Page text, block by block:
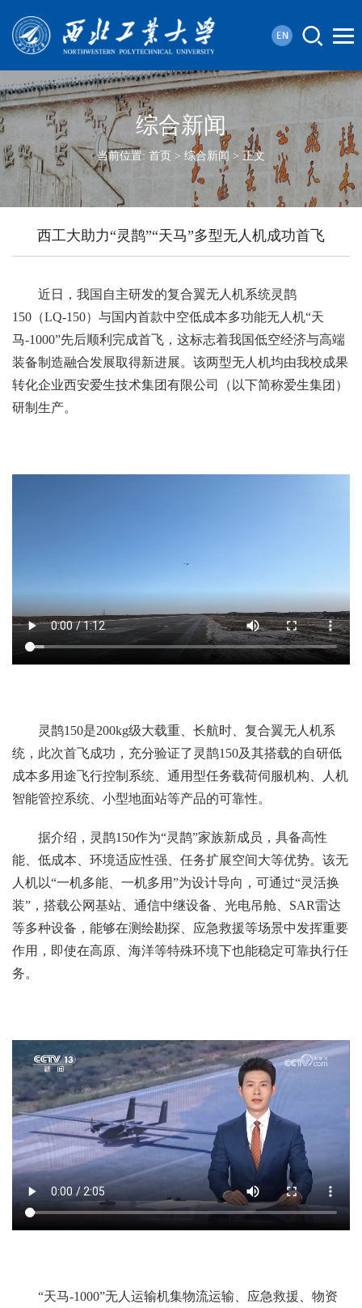
综合新闻
当前位置: 首页 > 综合新闻 > 正文
西工大助力“灵鹊”“天马”多型无人机成功首飞
近日，我国自主研发的复合翼无人机系统灵鹊
150（LQ-150）与国内首款中空低成本多功能无人机“天
马-1000”先后顺利完成首飞，这标志着我国低空经济与高端
装备制造融合发展取得新进展。该两型无人机均由我校成果
转化企业西安爱生技术集团有限公司（以下简称爱生集团）
研制生产。
灵鹊150是200kg级大载重、长航时、复合翼无人机系
统，此次首飞成功，充分验证了灵鹊150及其搭载的自研低
成本多用途飞行控制系统、通用型任务载荷伺服机构、人机
智能管控系统、小型地面站等产品的可靠性。
据介绍，灵鹊150作为“灵鹊”家族新成员，具备高性
能、低成本、环境适应性强、任务扩展空间大等优势。该无
人机以“一机多能、一机多用”为设计导向，可通过“灵活换
装”，搭载公网基站、通信中继设备、光电吊舱、SAR雷达
等多种设备，能够在测绘勘探、应急救援等场景中发挥重要
作用，即使在高原、海洋等特殊环境下也能稳定可靠执行任
务。
“天马-1000”无人运输机集物流运输、应急救援、物资